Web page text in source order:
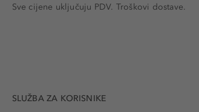
Sve cijene uključuju PDV. Troškovi dostave.
SLUŽBA ZA KORISNIKE